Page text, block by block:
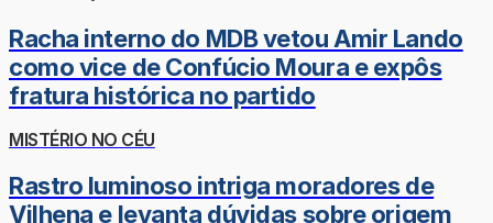
Racha interno do MDB vetou Amir Lando
como vice de Confúcio Moura e expôs
fratura histórica no partido
MISTÉRIO NO CÉU
Rastro luminoso intriga moradores de
Vilhena e levanta dúvidas sobre origem